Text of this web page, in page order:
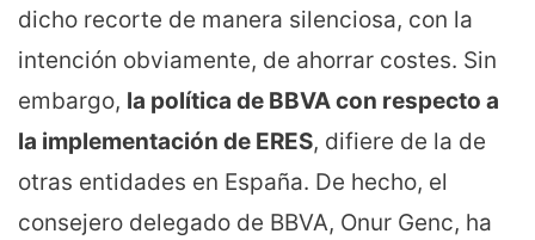
dicho recorte de manera silenciosa, con la
intención obviamente, de ahorrar costes. Sin
embargo, la política de BBVA con respecto a
la implementación de ERES, difiere de la de
otras entidades en España. De hecho, el
consejero delegado de BBVA, Onur Genc, ha